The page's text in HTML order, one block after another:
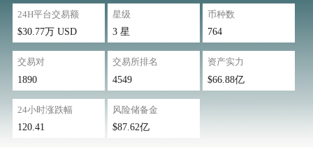
24H平台交易额
$30.77万 USD
星级
3 星
币种数
764
交易对
1890
交易所排名
4549
资产实力
$66.88亿
24小时涨跌幅
120.41
风险储备金
$87.62亿